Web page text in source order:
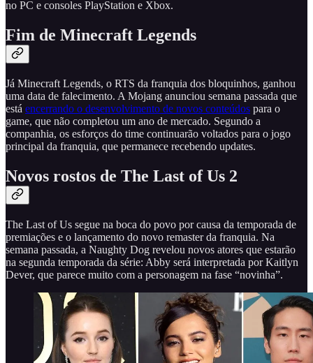
no PC e consoles PlayStation e Xbox.
Fim de Minecraft Legends
Já Minecraft Legends, o RTS da franquia dos bloquinhos, ganhou
uma data de falecimento. A Mojang anunciou semana passada que
está encerrando o desenvolvimento de novos conteúdos para o
game, que não completou um ano de mercado. Segundo a
companhia, os esforços do time continuarão voltados para o jogo
principal da franquia, que permanece recebendo updates.
Novos rostos de The Last of Us 2
The Last of Us segue na boca do povo por causa da temporada de
premiações e o lançamento do novo remaster da franquia. Na
semana passada, a Naughty Dog revelou novos atores que estarão
na segunda temporada da série: Abby será interpretada por Kaitlyn
Dever, que parece muito com a personagem na fase “novinha”.